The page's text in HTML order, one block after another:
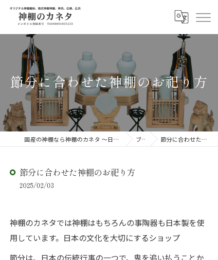
節分に合わせた神棚のお祀り方
国産の神棚なら神棚のカネタ ～日々のしあわせを感じる物を～ ブログ 節分に合わせた神棚のお祀り方
節分に合わせた神棚のお祀り方
2025/02/03
神棚のカネタでは神棚はもちろんの事陶器も日本製を使
用しています。日本の文化を大切にするショップ
節分は、日本の伝統行事の一つで、鬼を追い払うことか